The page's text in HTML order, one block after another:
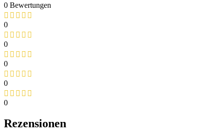
0 Bewertungen
0
0
0
0
0
Rezensionen